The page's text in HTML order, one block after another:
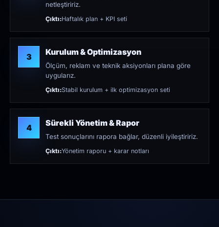
netleştiririz.
Çıktı:Haftalık plan + KPI seti
3 Kurulum & Optimizasyon
Ölçüm, reklam ve teknik aksiyonları plana göre
uygularız.
Çıktı:Stabil kurulum + ilk optimizasyon seti
4 Sürekli Yönetim & Rapor
Test sonuçlarını rapora bağlar, düzenli iyileştiririz.
Çıktı:Yönetim raporu + karar notları